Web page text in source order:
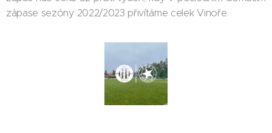
zápase sezóny 2022/2023 přivítáme celek Vinoře.